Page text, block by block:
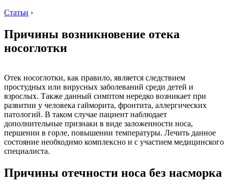
Статьи ›
Причины возникновение отека
носоглотки
Отек носоглотки, как правило, является следствием
простудных или вирусных заболеваний среди детей и
взрослых. Также данный симптом нередко возникает при
развитии у человека гайморита, фронтита, аллергических
патологий. В таком случае пациент наблюдает
дополнительные признаки в виде заложенности носа,
першении в горле, повышении температуры. Лечить данное
состояние необходимо комплексно и с участием медицинского
специалиста.
Причины отечности носа без насморка